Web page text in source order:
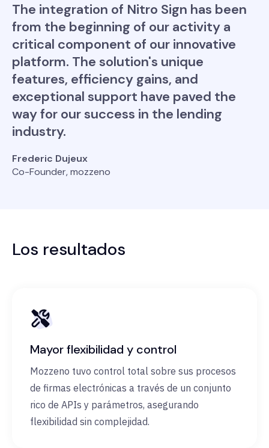
The integration of Nitro Sign has been
from the beginning of our activity a
critical component of our innovative
platform. The solution's unique
features, efficiency gains, and
exceptional support have paved the
way for our success in the lending
industry.
Frederic Dujeux
Co-Founder, mozzeno
Los resultados
Mayor flexibilidad y control
Mozzeno tuvo control total sobre sus procesos
de firmas electrónicas a través de un conjunto
rico de APIs y parámetros, asegurando
flexibilidad sin complejidad.